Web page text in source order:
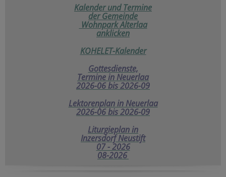
Kalender und Termine
derGemeinde
Wohnpark Alterlaa
anklicken
KOHELET-Kalender
Gottesdienste,
Termine in Neuerlaa
2026-06 bis 2026-09
Lektorenplan in Neuerlaa
2026-06 bis 2026-09
Liturgieplan in
Inzersdorf Neustift
07 - 2026
08-2026